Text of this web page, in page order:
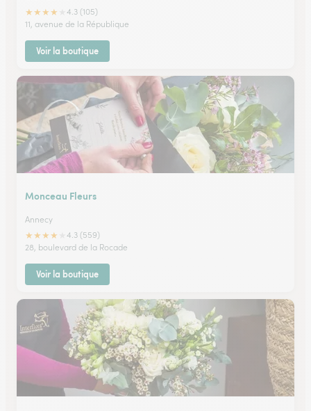
★★★★
4.3 (105)
11, avenue de la République
Voir la boutique
Monceau Fleurs
Annecy
★★★★
4.3 (559)
28, boulevard de la Rocade
Voir la boutique